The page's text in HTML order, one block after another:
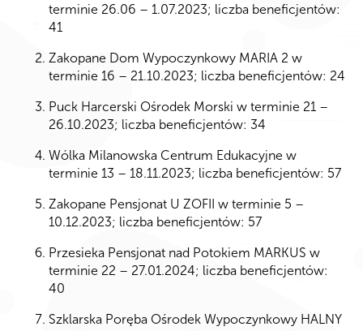
terminie 26.06 – 1.07.2023; liczba beneficjentów:
41
Zakopane Dom Wypoczynkowy MARIA 2 w
terminie 16 – 21.10.2023; liczba beneficjentów: 24
Puck Harcerski Ośrodek Morski w terminie 21 –
26.10.2023; liczba beneficjentów: 34
Wólka Milanowska Centrum Edukacyjne w
terminie 13 – 18.11.2023; liczba beneficjentów: 57
Zakopane Pensjonat U ZOFII w terminie 5 –
10.12.2023; liczba beneficjentów: 57
Przesieka Pensjonat nad Potokiem MARKUS w
terminie 22 – 27.01.2024; liczba beneficjentów:
40
Szklarska Poręba Ośrodek Wypoczynkowy HALNY